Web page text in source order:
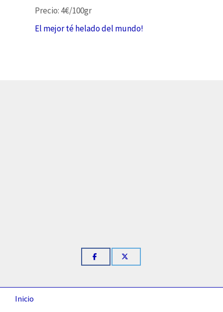
Precio: 4€/100gr
El mejor té helado del mundo!
Inicio